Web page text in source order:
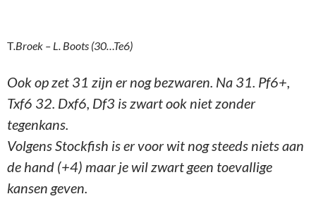
T.Broek – L. Boots (30…Te6)
Ook op zet 31 zijn er nog bezwaren. Na 31. Pf6+,
Txf6 32. Dxf6, Df3 is zwart ook niet zonder
tegenkans.
Volgens Stockfish is er voor wit nog steeds niets aan
de hand (+4) maar je wil zwart geen toevallige
kansen geven.